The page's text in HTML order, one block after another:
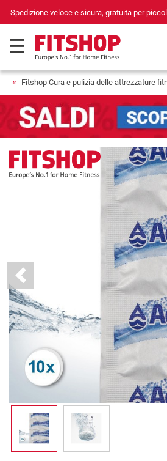
Spedizione veloce e sicura, gratuita per
Fitshop Cura e pulizia delle attrezzature
Previous